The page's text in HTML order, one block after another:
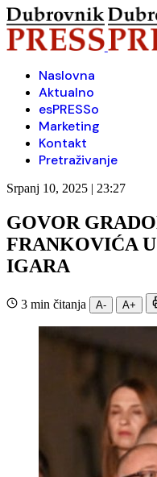
Naslovna
Aktualno
esPRESSo
Marketing
Kontakt
Pretraživanje
Srpanj 10, 2025 | 23:27
GOVOR
FRANKOVIĆA
IGARA
3 min čitanja A- A+